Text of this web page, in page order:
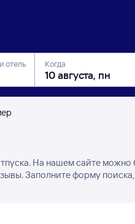
отель Когда
На нашем сайте
Заполните форму